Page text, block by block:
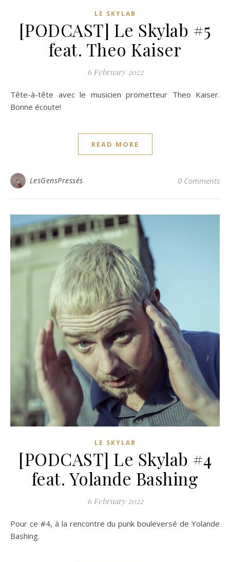
LE SKYLAB
[PODCAST] Le Skylab #5
feat. Theo Kaiser
6 February 2022
Tête-à-tête avec le musicien prometteur Theo Kaiser.
Bonne écoute!
READ MORE
LesGensPressés 0 Comments
LE SKYLAB
[PODCAST] Le Skylab #4
feat. Yolande Bashing
6 February 2022
Pour ce #4, à la rencontre du punk bouleversé de Yolande
Bashing.